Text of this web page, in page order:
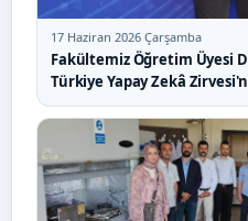
17 Haziran 2026 Çarşamba
Fakültemiz Öğretim Üyesi
Türkiye Yapay Zekâ